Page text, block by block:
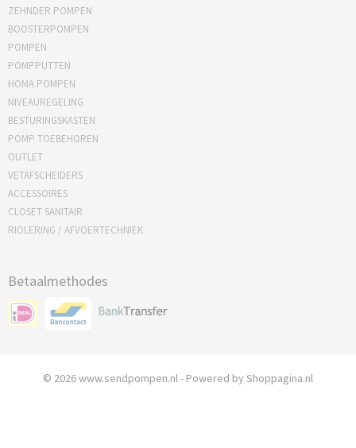
ZEHNDER POMPEN
BOOSTERPOMPEN
POMPEN
POMPPUTTEN
HOMA POMPEN
NIVEAUREGELING
BESTURINGSKASTEN
POMP TOEBEHOREN
OUTLET
VETAFSCHEIDERS
ACCESSOIRES
CLOSET SANITAIR
RIOLERING / AFVOERTECHNIEK
Betaalmethodes
© 2026 www.sendpompen.nl - Powered by Shoppagina.nl